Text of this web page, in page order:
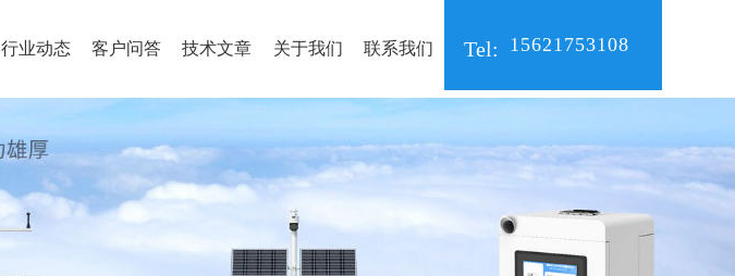
Tel: 15621753108
行业动态 客户问答 技术文章 关于我们 联系我们